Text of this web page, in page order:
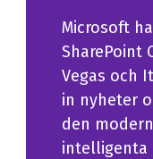
Microsoft
SharePoint
Vegas och
in nyheter
den
intelligenta